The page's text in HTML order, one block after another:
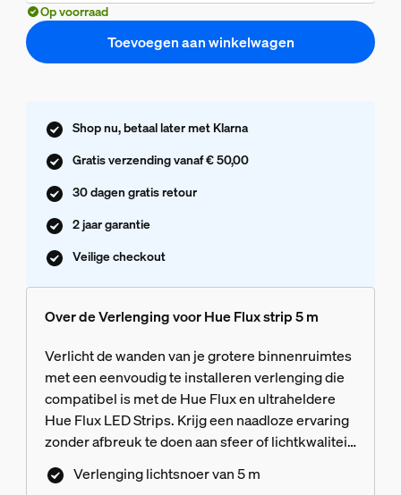
Op voorraad
Toevoegen aan winkelwagen
Shop nu, betaal later met Klarna
Gratis verzending vanaf € 50,00
30 dagen gratis retour
2 jaar garantie
Veilige checkout
Over de Verlenging voor Hue Flux strip 5 m
Verlicht de wanden van je grotere binnenruimtes
met een eenvoudig te installeren verlenging die
compatibel is met de Hue Flux en ultraheldere
Hue Flux LED Strips. Krijg een naadloze ervaring
zonder afbreuk te doen aan sfeer of lichtkwaliteit.
Breng gradiënten van rijke kleuren en helder,
echt wit licht naar nog meer hoeken van je huis.
Verlenging lichtsnoer van 5 m